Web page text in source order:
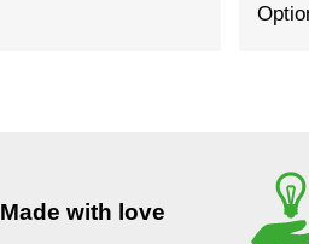
Made with love